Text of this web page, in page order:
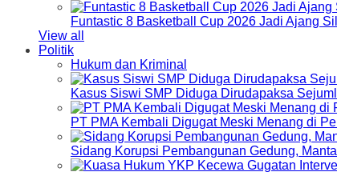
Funtastic 8 Basketball Cup 2026 Jadi Ajang
View all
Politik
Hukum dan Kriminal
Kasus Siswi SMP Diduga Dirudapaksa
PT PMA Kembali Digugat Meski Menang di
Sidang Korupsi Pembangunan Gedung,